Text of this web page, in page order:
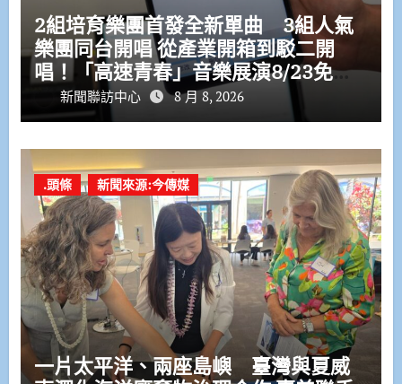
2組培育樂團首發全新單曲 3組人氣
樂團同台開唱 從產業開箱到駁二開
唱！「高速青春」音樂展演8/23免費
登場新聞聯訪中心 8 月 8, 2026
.頭條 新聞來源:今傳媒
一片太平洋、兩座島嶼 臺灣與夏威